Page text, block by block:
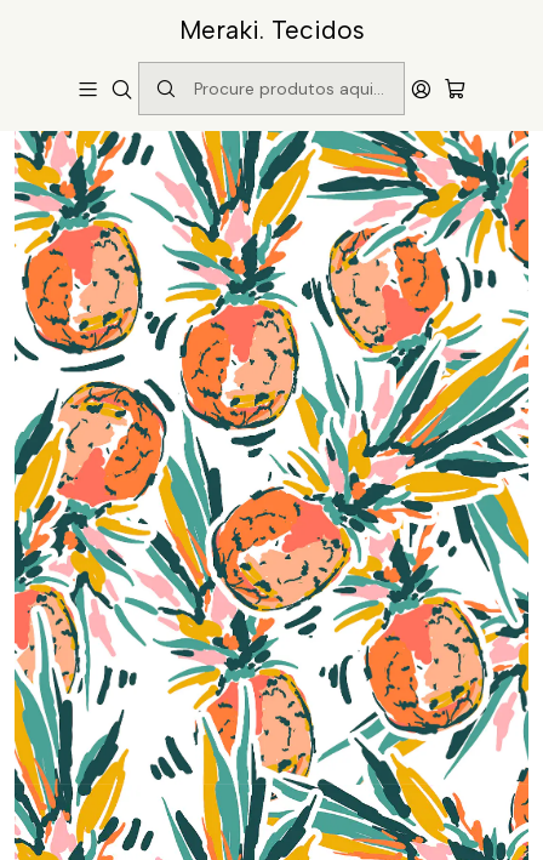
Meraki. Tecidos
Início Catálogo Padrão 3816